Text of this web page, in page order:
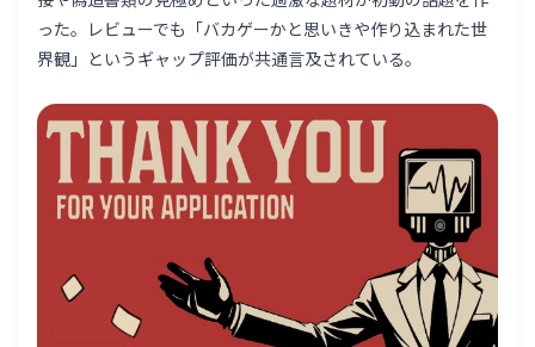
った。レビューでも「バカゲーかと思いきや作り込まれた世
界観」というギャップ評価が共通言及されている。